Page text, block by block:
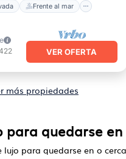
Frente al mar
VER OFERTA
más propiedades
para quedarse
lujo para quedarse en o